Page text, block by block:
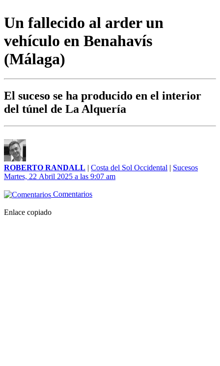
Un fallecido al arder un
vehículo en Benahavís
(Málaga)
El suceso se ha producido en el interior
del túnel de La Alquería
ROBERTO RANDALL | Costa del Sol Occidental | Sucesos
Martes, 22 Abril 2025 a las 9:07 am
Comentarios
Enlace copiado